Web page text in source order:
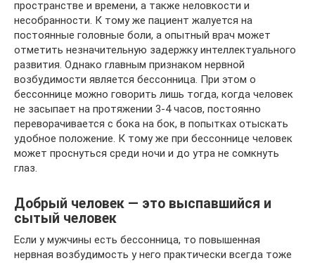
пространстве и времени, а также неловкости и
несобранности. К тому же пациент жалуется на
постоянные головные боли, а опытный врач может
отметить незначительную задержку интеллектуального
развития. Однако главным признаком нервной
возбудимости является бессонница. При этом о
бессоннице можно говорить лишь тогда, когда человек
не засыпает на протяжении 3-4 часов, постоянно
переворачивается с бока на бок, в попытках отыскать
удобное положение. К тому же при бессоннице человек
может проснуться среди ночи и до утра не сомкнуть
глаз.
Добрый человек — это выспавшийся и
сытый человек
Если у мужчины есть бессонница, то повышенная
нервная возбудимость у него практически всегда тоже